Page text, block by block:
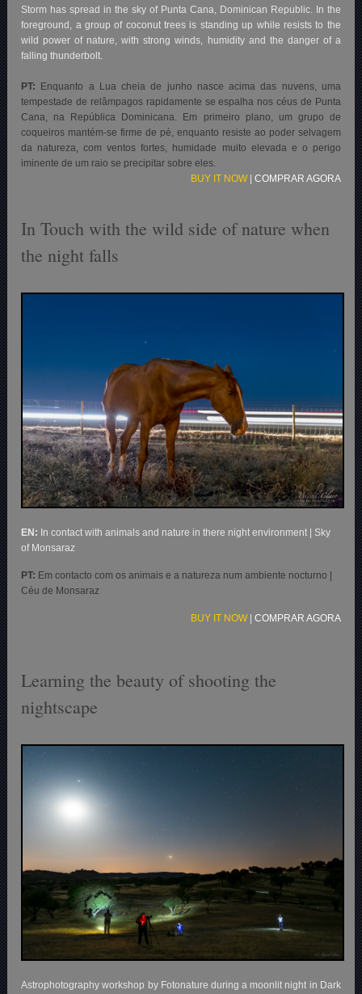
Storm has spread in the sky of Punta Cana, Dominican Republic. In the
foreground, a group of coconut trees is standing up while resists to the
wild power of nature, with strong winds, humidity and the danger of a
falling thunderbolt.
PT: Enquanto a Lua cheia de junho nasce acima das nuvens, uma
tempestade de relâmpagos rapidamente se espalha nos céus de Punta
Cana , na República Dominicana. Em primeiro plano, um grupo de
coqueiros mantém-se firme de pé, enquanto resiste ao poder selvagem
da natureza, com ventos fortes, humidade muito elevada e o perigo
iminente de um raio se precipitar sobre eles.
BUY IT NOW| COMPRAR AGORA
In Touch with the wild side of nature when
the night falls
EN: In contact with animals and nature in there night environment | Sky
of Monsaraz
PT: Em contacto com os animais e a natureza num ambiente nocturno |
Céu de Monsaraz
BUY IT NOW| COMPRAR AGORA
Learning the beauty of shooting the
nightscape
Astrophotography workshop by Fotonature during a moonlit night in Dark